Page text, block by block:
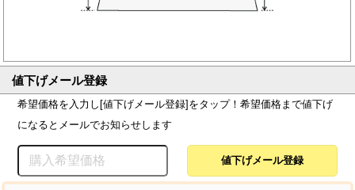
値下げメール登録
希望価格を入力し[値下げメール登録]をタップ！希望価格まで値下げ
になるとメールでお知らせします